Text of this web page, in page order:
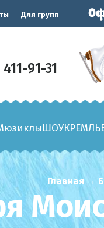
Для групп
91-31
ШОУКРЕМЛЬ
Главная →